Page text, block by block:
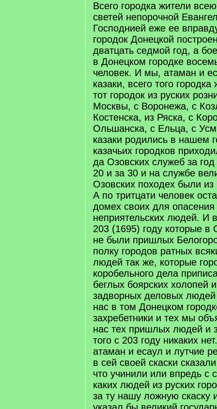
Всего городка жители
светей непорочной
Господнией еже ее
городок Донецкой
дватцать седмой год, а
в Донецком городке
человек. И мы, атаман и
казаки, всего того
тот городок из руских
Москвы, с Воронежа, с
Костенска, из Ряска, с
Ольшанска, с Ельца, с
казаки родились в нашем
казачьих городков
да Озовских служеб за
20 и за 30 и на службе
Озовских походех были из
А по тритцати человек
домех своих для опасения
неприятельских людей. И
203 (1695) году которые в
не были пришлых
полку городов ратных
людей так же, которые
коробельного дела
беглых боярских холопей
задворных деловых людей
нас в том Донецком
захребетники и тех мы
нас тех пришлых людей и
того с 203 году никаких
атаман и есаул и лутчие
в сей своей скаски
что учинили или впредь с
каких людей из руских
за ту нашу ложную скаску